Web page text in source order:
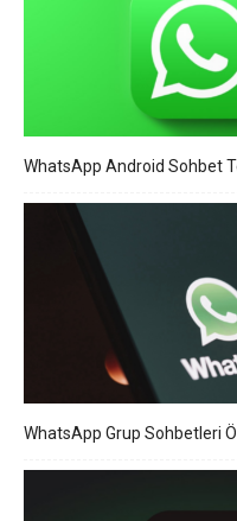
WhatsApp Android Sohbet
WhatsApp Grup Sohbetleri